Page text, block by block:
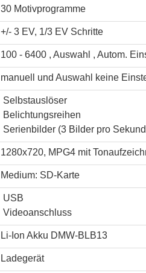
30 Motivprogramme
+/- 3 EV, 1/3 EV Schritte
100 - 6400 , Auswahl , Autom.
manuell und Auswahl keine
Selbstauslöser
Belichtungsreihen
Serienbilder (3 Bilder pro
1280x720, MPG4 mit
Medium: SD-Karte
USB
Videoanschluss
Li-Ion Akku DMW-BLB13
Ladegerät